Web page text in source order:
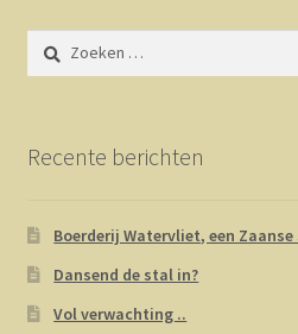
Zoeken
naar:
Recente berichten
Boerderij Watervliet, een
Dansend de stal in?
Vol verwachting ..